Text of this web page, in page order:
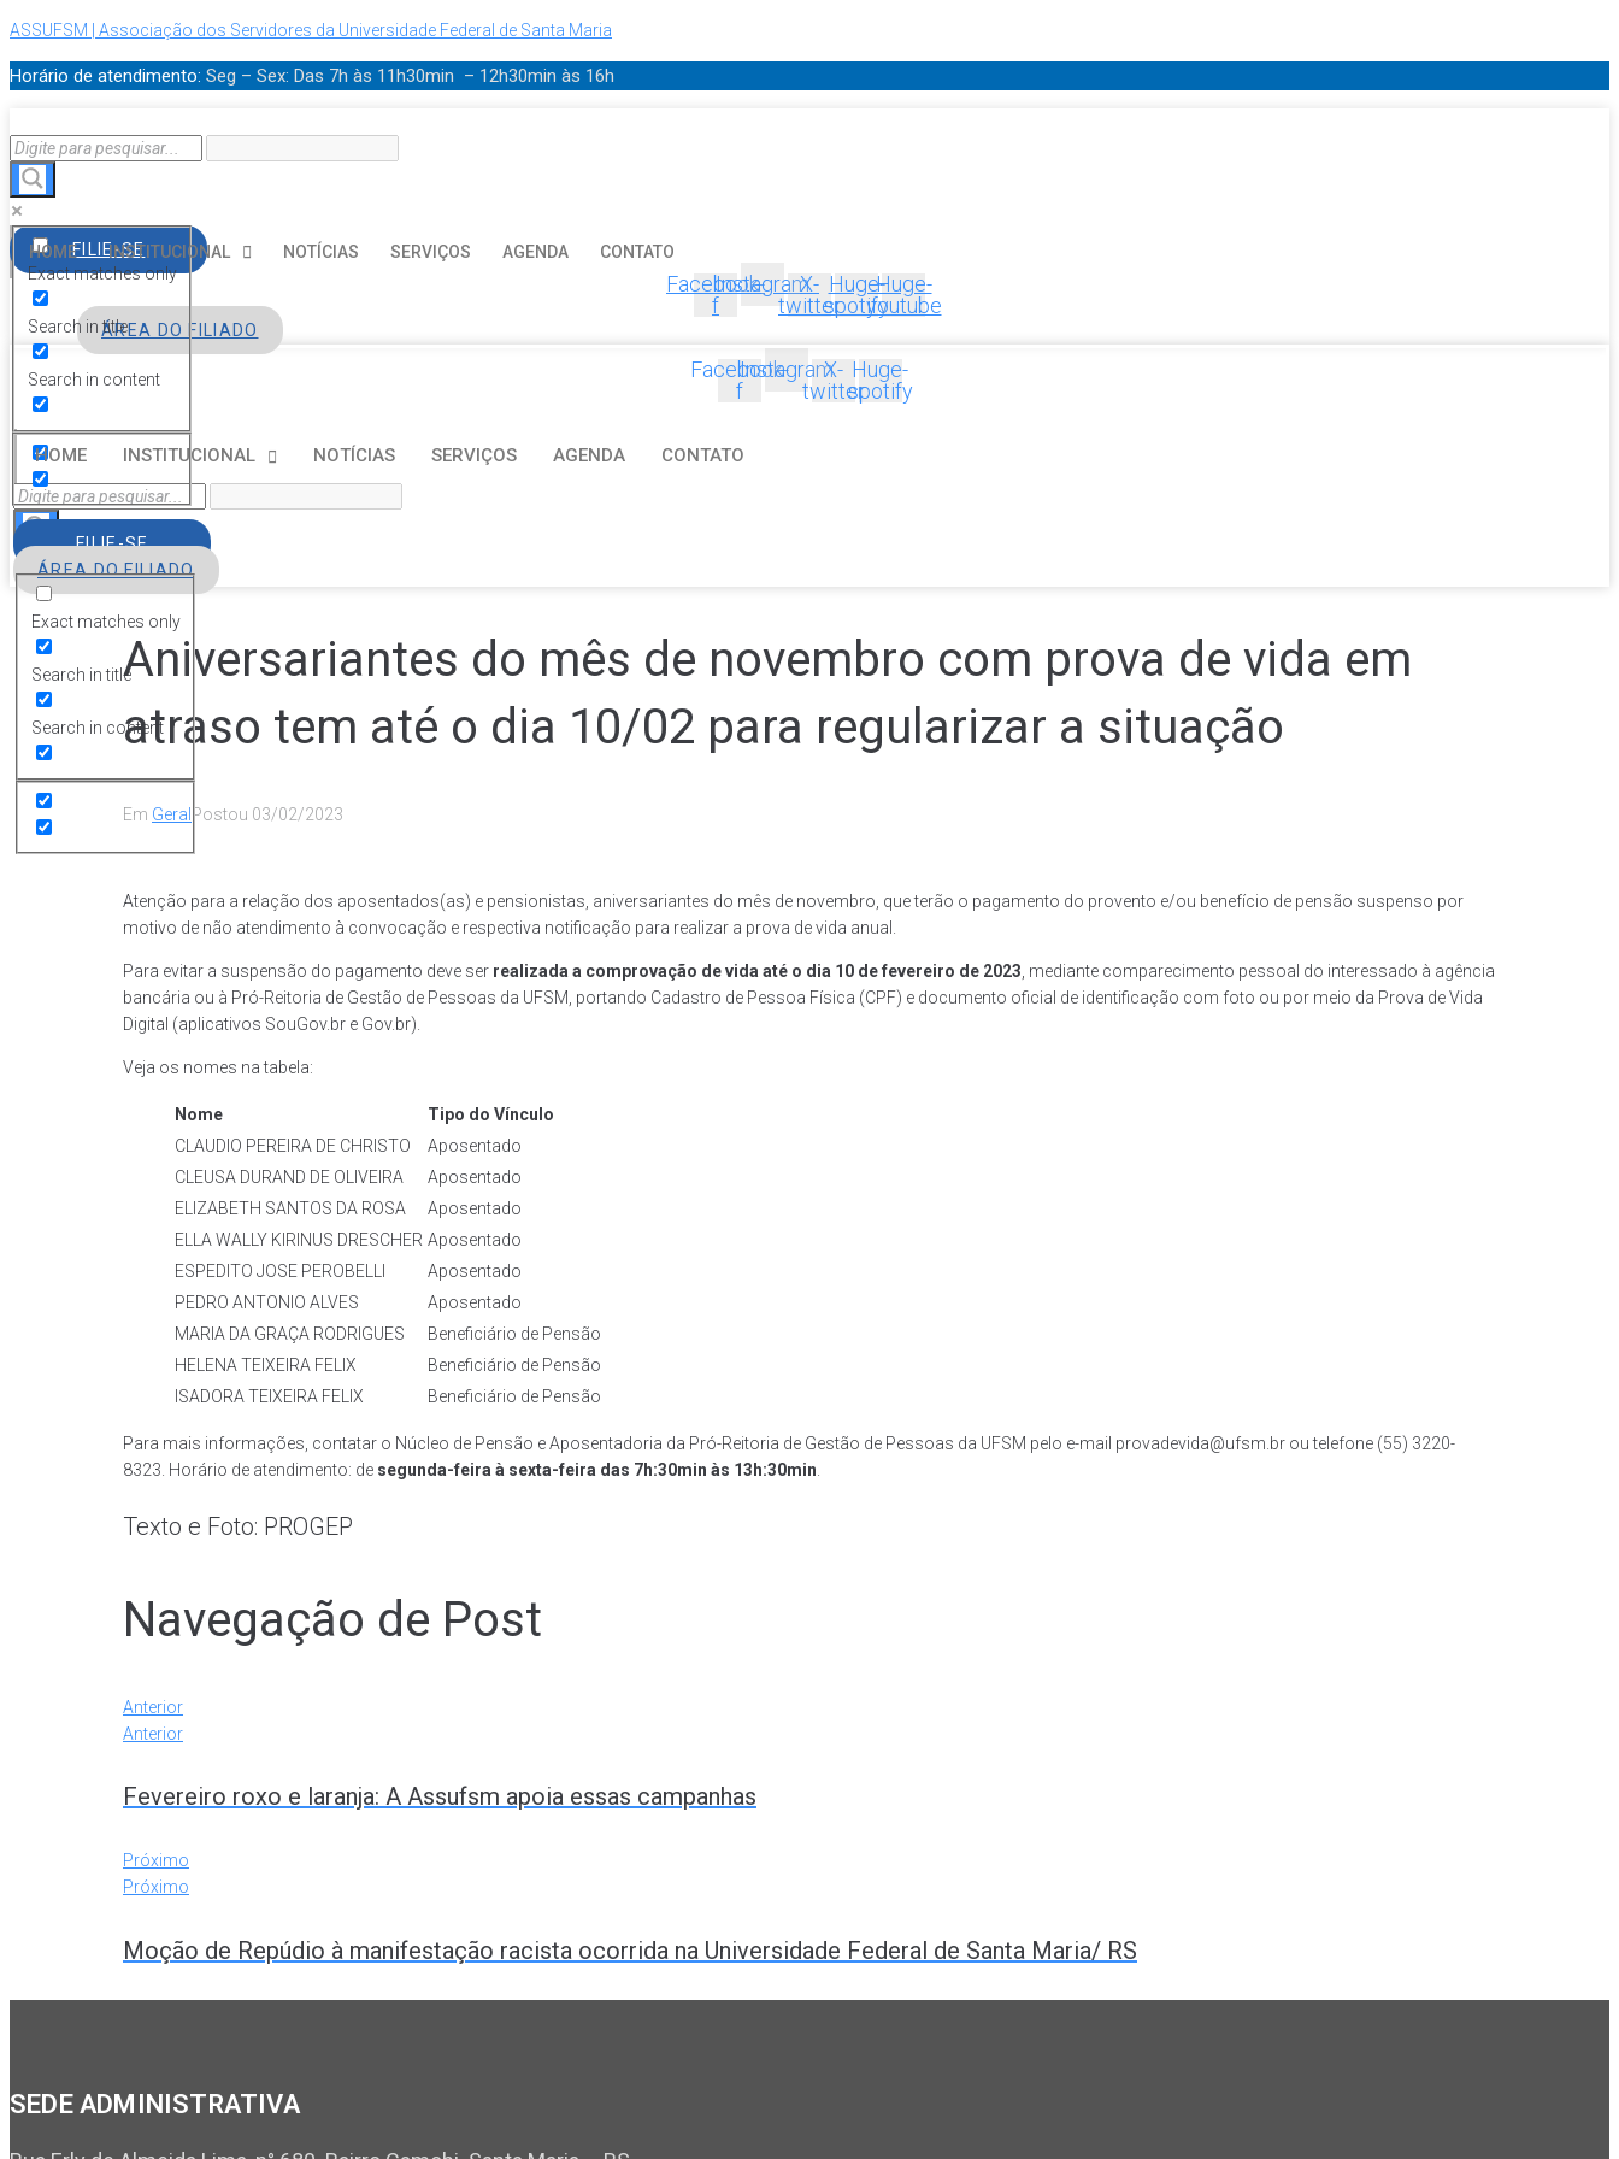
ASSUFSM | Associação dos Servidores da Universidade Federal de Santa Maria
Horário de atendimento: Seg – Sex: Das 7h às 11h30min – 12h30min às 16h
Exact matches only
Search in title
Search in content
HOME INSTITUCIONAL NOTÍCIAS SERVIÇOS AGENDA CONTATO
FILIE-SE
Facebook-
f
InstagramX-
twitter
Huge-
spotify
Huge-
youtube
ÁREA DO FILIADO
Facebook-
f
InstagramX-
twitter
Huge-
spotify
HOME INSTITUCIONAL NOTÍCIAS SERVIÇOS AGENDA CONTATO
Exact matches only
Search in title
Search in content
FILIE-SE
ÁREA DO FILIADO
Aniversariantes do mês de novembro com prova de vida em
atraso tem até o dia 10/02 para regularizar a situação
Em Geral Postou 03/02/2023
Atenção para a relação dos aposentados(as) e pensionistas, aniversariantes do mês de novembro, que terão o pagamento do provento e/ou benefício de pensão suspenso por
motivo de não atendimento à convocação e respectiva notificação para realizar a prova de vida anual.
Para evitar a suspensão do pagamento deve ser realizada a comprovação de vida até o dia 10 de fevereiro de 2023, mediante comparecimento pessoal do interessado à agência
bancária ou à Pró-Reitoria de Gestão de Pessoas da UFSM, portando Cadastro de Pessoa Física (CPF) e documento oficial de identificação com foto ou por meio da Prova de Vida
Digital (aplicativos SouGov.br e Gov.br).
Veja os nomes na tabela:
Nome
Tipo do Vínculo
CLAUDIO PEREIRA DE CHRISTO
Aposentado
CLEUSA DURAND DE OLIVEIRA
Aposentado
ELIZABETH SANTOS DA ROSA
Aposentado
ELLA WALLY KIRINUS DRESCHER Aposentado
ESPEDITO JOSE PEROBELLI
Aposentado
PEDRO ANTONIO ALVES
Aposentado
MARIA DA GRAÇA RODRIGUES
Beneficiário de Pensão
HELENA TEIXEIRA FELIX
Beneficiário de Pensão
ISADORA TEIXEIRA FELIX
Beneficiário de Pensão
Para mais informações, contatar o Núcleo de Pensão e Aposentadoria da Pró-Reitoria de Gestão de Pessoas da UFSM pelo e-mail provadevida@ufsm.br ou telefone (55) 3220-
8323. Horário de atendimento: de segunda-feira à sexta-feira das 7h:30min às 13h:30min.
Texto e Foto: PROGEP
Navegação de Post
Anterior
Anterior
Fevereiro roxo e laranja: A Assufsm apoia essas campanhas
Próximo
Próximo
Moção de Repúdio à manifestação racista ocorrida na Universidade Federal de Santa Maria/ RS
SEDE ADMINISTRATIVA